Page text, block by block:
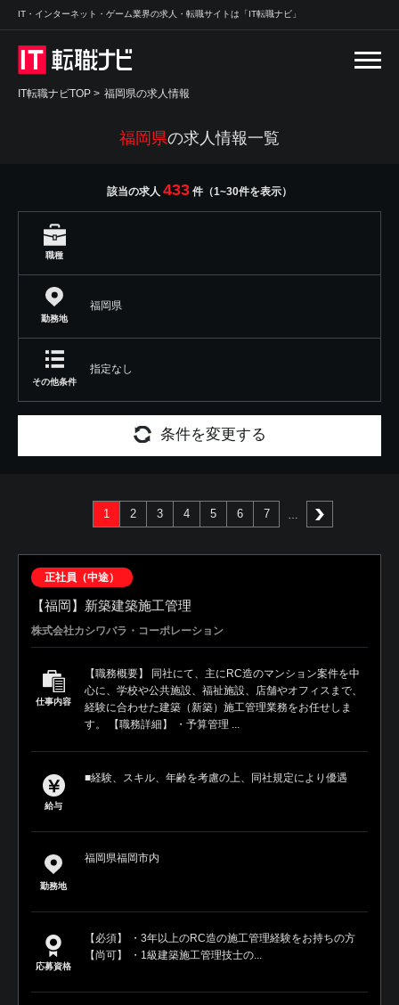
IT・インターネット・ゲーム業界の求人・転職サイトは「IT転職ナビ」
IT転職ナビTOP > 福岡県の求人情報
福岡県の求人情報一覧
該当の求人 433 件（1~30件を表示）
職種
勤務地
福岡県
その他条件
指定なし
条件を変更する
1 2 3 4 5 6 7
正社員（中途）
【福岡】新築建築施工管理
株式会社カシワバラ・コーポレーション
仕事内容
【職務概要】 同社にて、主にRC造のマンション案件を中
心に、学校や公共施設、福祉施設、店舗やオフィスまで、
経験に合わせた建築（新築）施工管理業務をお任せしま
す。 【職務詳細】 ・予算管理 ...
給与
■経験、スキル、年齢を考慮の上、同社規定により優遇
勤務地
福岡県福岡市内
応募資格
【必須】 ・3年以上のRC造の施工管理経験をお持ちの方
【尚可】 ・1級建築施工管理技士の...